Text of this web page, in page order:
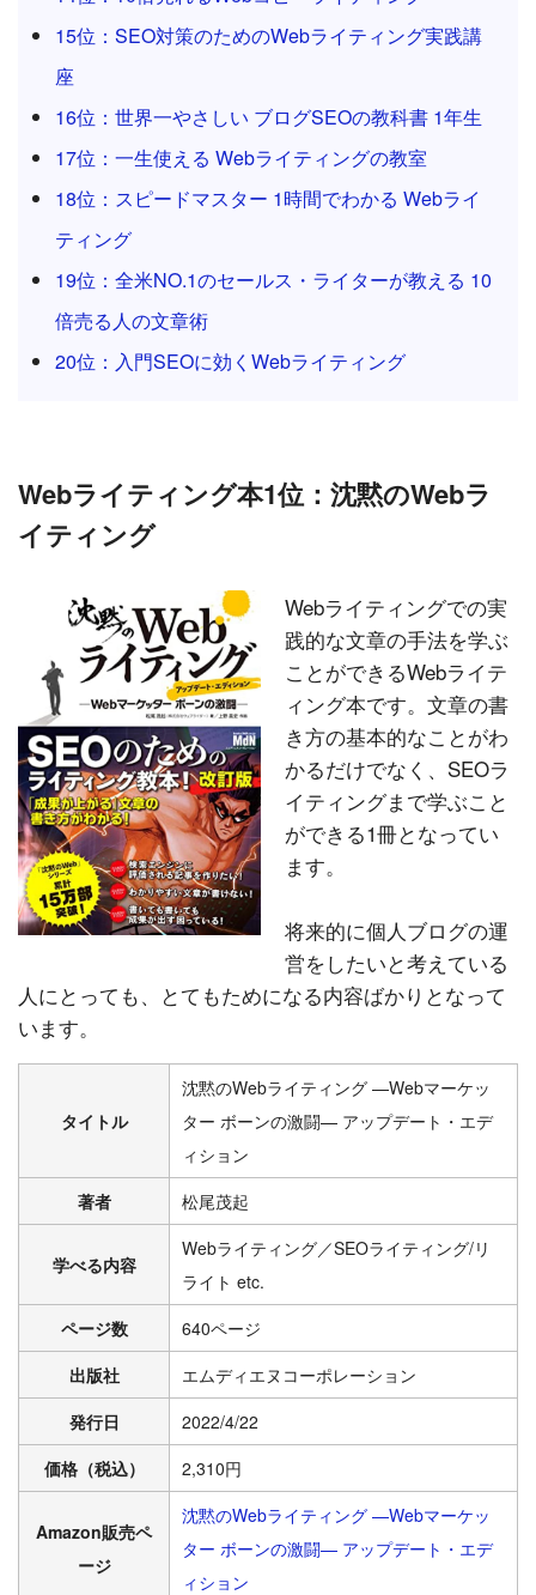
15位：SEO対策のためのWebライティング実践講
座
16位：世界一やさしい ブログSEOの教科書 1年生
17位：一生使える Webライティングの教室
18位：スピードマスター 1時間でわかる Webライ
ティング
19位：全米NO.1のセールス・ライターが教える 10
倍売る人の文章術
20位：入門SEOに効くWebライティング
Webライティング本1位：沈黙のWebラ
イティング
Webライティングでの実
践的な文章の手法を学ぶ
ことができるWebライテ
ィング本です。文章の書
き方の基本的なことがわ
かるだけでなく、SEOラ
イティングまで学ぶこと
ができる1冊となってい
ます。
将来的に個人ブログの運
営をしたいと考えている
人にとっても、とてもためになる内容ばかりとなって
います。
タイトル
沈黙のWebライティング —Webマーケッ
ター ボーンの激闘— アップデート・エデ
ィション
著者
松尾茂起
学べる内容
Webライティング／SEOライティング/リ
ライト etc.
ページ数
640ページ
出版社
エムディエヌコーポレーション
発行日
2022/4/22
価格（税込）
2,310円
Amazon販売ペ
ージ
沈黙のWebライティング —Webマーケッ
ター ボーンの激闘— アップデート・エデ
ィション